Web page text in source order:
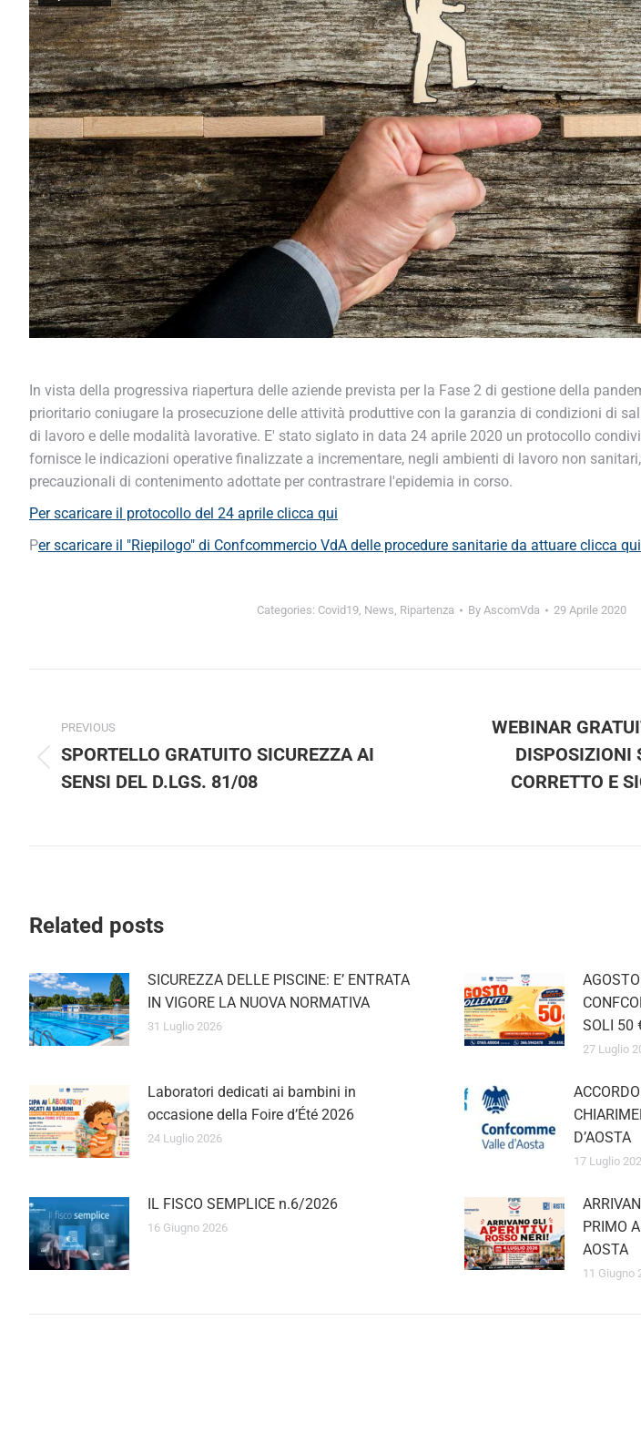
In vista della progressiva riapertura delle aziende prevista per la Fase 2 di gestione della
prioritario coniugare la prosecuzione delle attività produttive con la garanzia di condizioni di
di lavoro e delle modalità lavorative. E' stato siglato in data 24 aprile 2020 un protocollo
fornisce le indicazioni operative finalizzate a incrementare, negli ambienti di lavoro non
precauzionali di contenimento adottate per contrastrare l'epidemia in corso.
Per scaricare il protocollo del 24 aprile clicca qui
Per scaricare il "Riepilogo" di Confcommercio VdA delle procedure sanitarie da attuare clicca qui
Categories: Covid19, News Ripartenza By AscomVda 29 Aprile 2020
navigation
PREVIOUS
post:
SPORTELLO GRATUITO SICUREZZA AI
SENSI DEL D.LGS. 81/08
WEBINAR
DISPOSIZIONI
CORRETTO E
Related posts
SICUREZZA DELLE PISCINE: E’ ENTRATA
IN VIGORE LA NUOVA NORMATIVA
31 Luglio 2026
SOLI 50
27 Luglio
Laboratori dedicati ai bambini in
occasione della Foire d’Été 2026
24 Luglio 2026
D’AOSTA
17 Luglio
IL FISCO SEMPLICE n.6/2026
16 Giugno 2026
PRIMO
AOSTA
11 Giugno